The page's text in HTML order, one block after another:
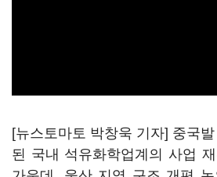
[뉴스토마토 박창욱 기자] 중국
된 국내 석유화학업계의 사업